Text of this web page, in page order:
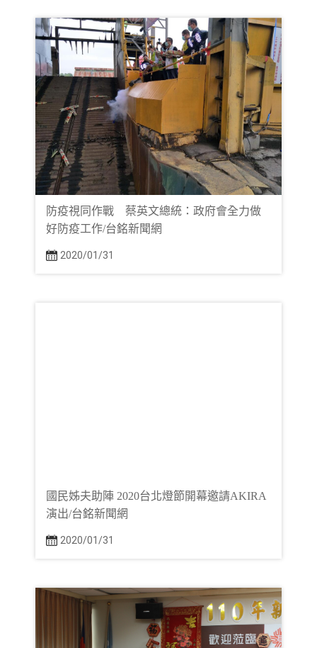
防疫視同作戰 蔡英文總統：政府會全力做
好防疫工作/台銘新聞網
2020/01/31
國民姊夫助陣 2020台北燈節開幕邀請AKIRA
演出/台銘新聞網
2020/01/31